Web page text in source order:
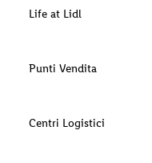
Life at Lidl
Punti Vendita
Centri Logistici